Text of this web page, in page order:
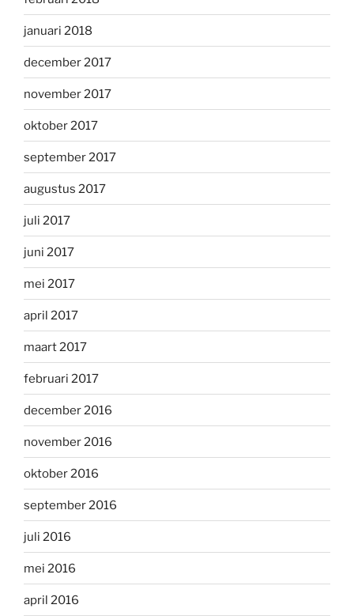
januari 2018
december 2017
november 2017
oktober 2017
september 2017
augustus 2017
juli 2017
juni 2017
mei 2017
april 2017
maart 2017
februari 2017
december 2016
november 2016
oktober 2016
september 2016
juli 2016
mei 2016
april 2016